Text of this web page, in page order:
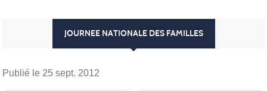
JOURNEE NATIONALE DES FAMILLES
Publié le 25 sept. 2012